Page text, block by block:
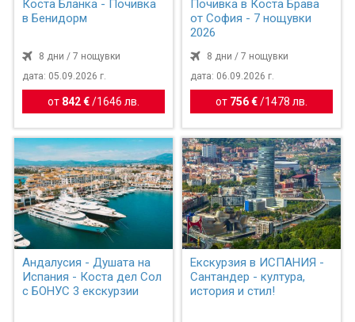
Коста Бланка - Почивка
в Бенидорм
8 дни / 7 нощувки
дата: 05.09.2026 г.
от 842 € / 1646 лв.
Почивка в Коста Брава
от София - 7 нощувки
2026
8 дни / 7 нощувки
дата: 06.09.2026 г.
от 756 €/ 1478 лв.
Андалусия - Душата на
Испания - Коста дел Сол
с БОНУС 3 екскурзии
Екскурзия в ИСПАНИЯ -
Сантандер - култура,
история и стил!